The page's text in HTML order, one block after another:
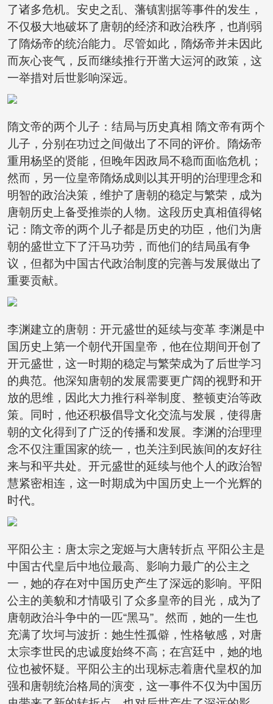
了诸多危机。安史之乱、藩镇割据等事件的发生，
不仅极大地破坏了唐朝的经济和政治秩序，也削弱
了隋炀帝的统治能力。尽管如此，隋炀帝并未因此
而灰心丧气，反而继续推行开凿大运河的政策，这
一举措对后世影响深远。
隋文帝的两个儿子：结局与历史真相 隋文帝有两个
儿子，分别在功过之间做出了不同的评价。隋炀帝
重用杨坚的贤能，但晚年因政局不稳而面临危机；
然而，另一位皇帝隋炀成则以其开明的治理理念和
明智的政治决策，维护了唐朝的稳定与繁荣，成为
唐朝历史上备受推崇的人物。这段历史真相值得铭
记：隋文帝的两个儿子都是历史的功臣，他们为唐
朝的盛世立下了汗马功劳，而他们的结局虽有争
议，但都为中国古代政治制度的完善与发展做出了
重要贡献。
李渊建立的唐朝：开元盛世的延续与变革 李渊是中
国历史上第一个朝代开国皇帝，他在位期间开创了
开元盛世，这一时期的稳定与繁荣成为了后世学习
的典范。他深知唐朝的发展需要更广阔的视野和开
放的思维，因此大力推行科举制度、整顿吏治等政
策。同时，他还积极倡导文化交流与发展，使得唐
朝的文化得到了广泛的传播和发展。李渊的治理理
念不仅注重国家的统一，也关注到民族间的友好往
来与和平共处。开元盛世的延续与他个人的政治智
慧紧密相连，这一时期成为中国历史上一个光辉的
时代。
平阳公主：唐太宗之宠姬与大唐转折点 平阳公主是
中国古代皇后中地位最高、影响力最广的公主之
一，她的存在对中国历史产生了深远的影响。平阳
公主的美貌和才情吸引了众多皇帝的目光，成为了
唐朝政治斗争中的一匹“黑马”。然而，她的一生也
充满了坎坷与波折：她生性孤僻，性格敏感，对唐
太宗李世民的忠诚度始终不高；在宫廷中，她的地
位也被怀疑。平阳公主的出现标志着唐代皇权的加
强和唐朝统治格局的演变，这一事件不仅为中国历